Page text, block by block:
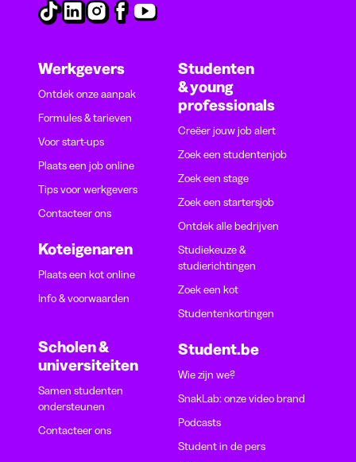
Werkgevers
Ontdek onze aanpak
Formules & tarieven
Voor start-ups
Plaats een job online
Tips voor werkgevers
Contacteer ons
Koteigenaren
Plaats een kot online
Info & voorwaarden
Scholen &
universiteiten
Samen studenten
ondersteunen
Contacteer ons
Studenten
& young
professionals
Creëer jouw job alert
Zoek een studentenjob
Zoek een stage
Zoek een startersjob
Ontdek alle bedrijven
Studiekeuze &
studierichtingen
Zoek een kot
Studentenkortingen
Student.be
Wie zijn we?
SnakLab: onze video brand
Podcasts
Student in de pers